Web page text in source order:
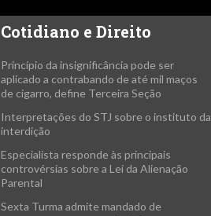
Cotidiano e Direito
Princípio da insignificância pode ser
aplicado a contrabando de até mil maços
de cigarro, define Terceira Seção
Interpretações do STJ sobre o instituto da
interdição
Especialista responde às principais
controvérsias sobre a Lei da Alienação
Parental
Sexta Turma admite mandado de